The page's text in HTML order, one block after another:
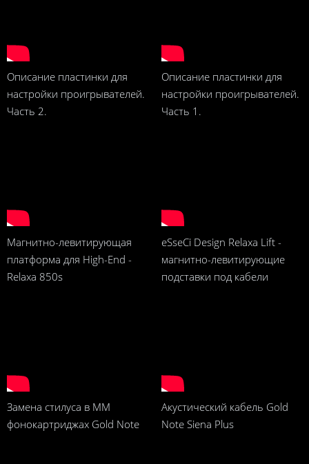
Описание пластинки для
настройки проигрывателей.
Часть 2.
Описание пластинки для
настройки проигрывателей.
Часть 1.
Магнитно-левитирующая
платформа для High-End -
Relaxa 850s
eSseCi Design Relaxa Lift -
магнитно-левитирующие
подставки под кабели
Замена стилуса в ММ
фонокартриджах Gold Note
Акустический кабель Gold
Note Siena Plus